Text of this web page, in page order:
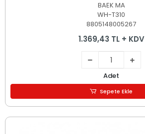
BAEK MA
WH-T310
8805148005267
1.369,43 TL + KDV
Adet
Sepete Ekle